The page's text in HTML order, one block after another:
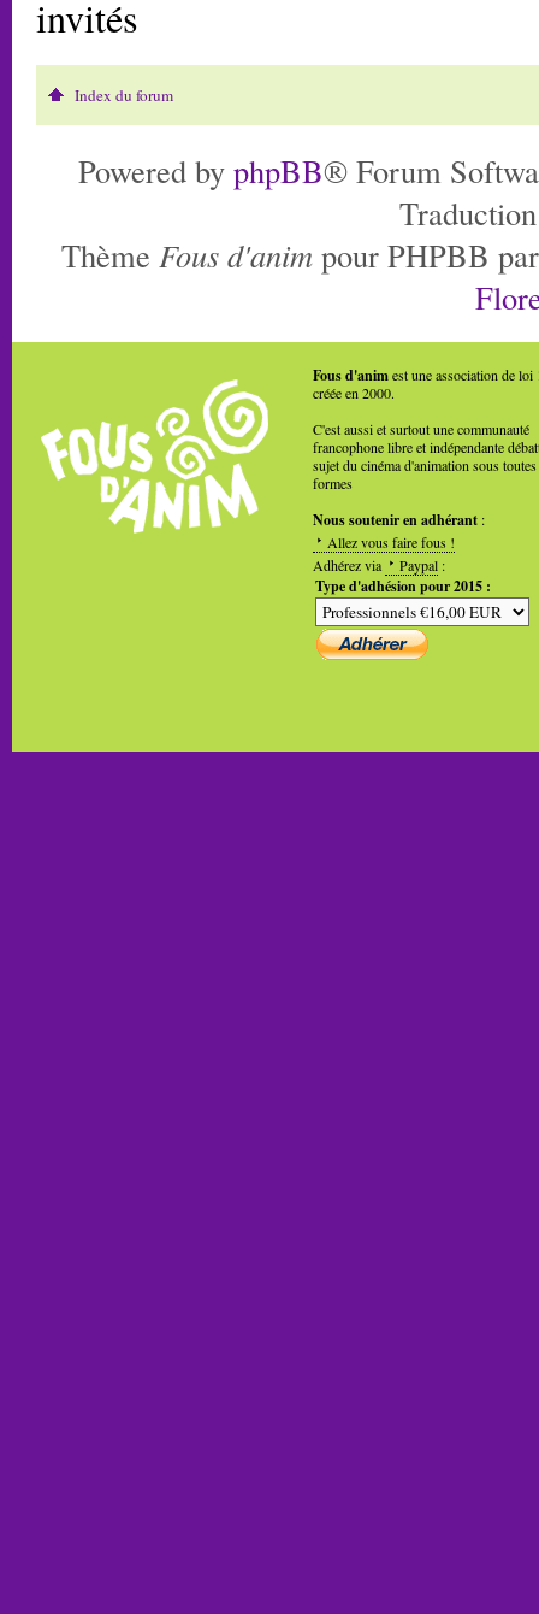
invités
Index du forum
Powered by phpBB® Forum
Thème Fous d'anim pour PHPBB
Fous d'animest une association de loi
créée en 2000.
C'est aussi et surtout une communauté
francophone libre et indépendante
sujet du cinéma d'animation sous toutes
formes
Nous soutenir en adhérant :
Allez vous faire fous !
Adhérez via
Paypal :
Type d'adhésion pour 2015 :